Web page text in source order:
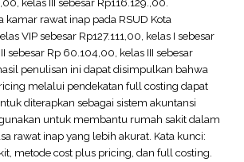
kamar rawat inap pada RSUD Kota
VIP sebesar Rp127.111,00, kelas I sebesar
sebesar Rp 60.104,00, kelas III sebesar
penulisan ini dapat disimpulkan bahwa
melalui pendekatan full costing dapat
diterapkan sebagai sistem akuntansi
untuk membantu rumah sakit dalam
rawat inap yang lebih akurat. Kata kunci:
metode cost plus pricing, dan full costing.